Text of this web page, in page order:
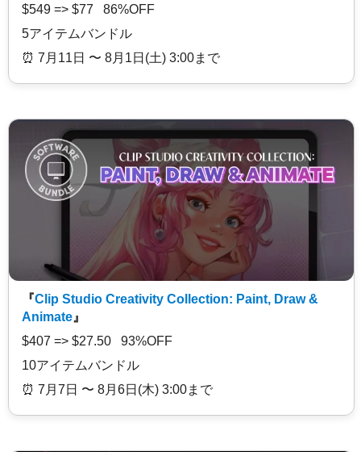
$549 => $77 86%OFF
5アイテムバンドル
⏰️ 7月11日 〜 8月1日(土) 3:00まで
『Clip Studio Creativity Collection: Paint, Draw &
Animate 』
$407 => $27.50 93%OFF
10アイテムバンドル
⏰️ 7月7日 〜 8月6日(木) 3:00まで